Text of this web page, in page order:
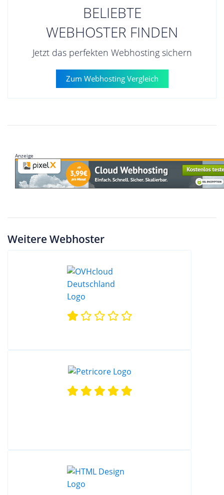
BELIEBTE
WEBHOSTER FINDEN
Jetzt das perfekten Webhosting sichern
Zum Webhosting Vergleich
Anzeige
Weitere Webhoster